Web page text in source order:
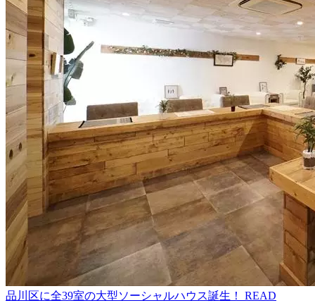
品川区に全39室の大型ソーシャルハウス誕生！
READ